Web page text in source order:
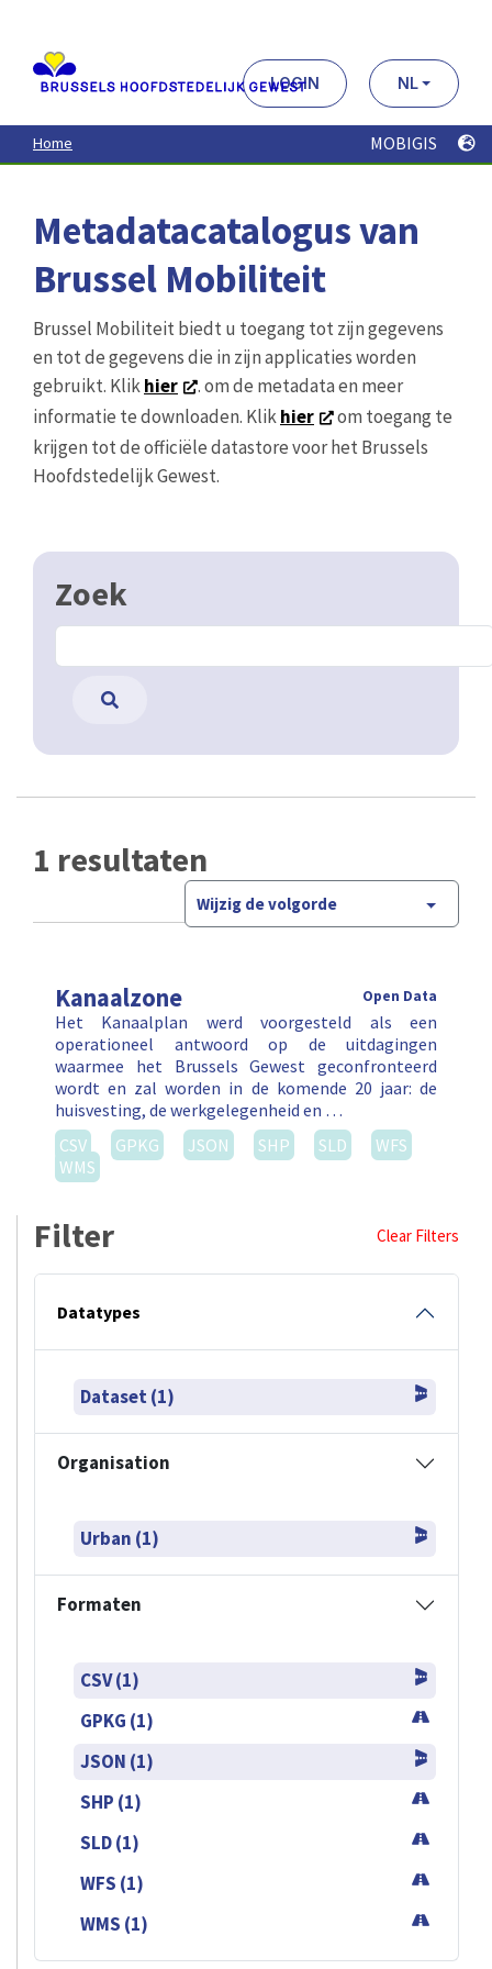
contenu
principal
LOGIN NL
Home MOBIGIS
Metadatacatalogus van
Brussel Mobiliteit
Brussel Mobiliteit biedt u toegang tot zijn gegevens
en tot de gegevens die in zijn applicaties worden
gebruikt. Klikhier
. om de metadata en meer
informatie te downloaden. Klikhier
om toegang te
krijgen tot de officiële datastore voor het Brussels
Hoofdstedelijk Gewest.
Zoek
1 resultaten
Wijzig de volgorde
Kanaalzone Open Data
Het Kanaalplan werd voorgesteld als een
operationeel antwoord op de uitdagingen
waarmee het Brussels Gewest geconfronteerd
wordt en zal worden in de komende 20 jaar: de
huisvesting, de werkgelegenheid en …
CSV
GPKG JSON SHP SLD
WFS
WMS
Filter Clear Filters
Datatypes
Dataset (1)
Organisation
Urban (1)
Formaten
CSV (1)
GPKG (1)
JSON (1)
SHP (1)
SLD (1)
WFS (1)
WMS (1)